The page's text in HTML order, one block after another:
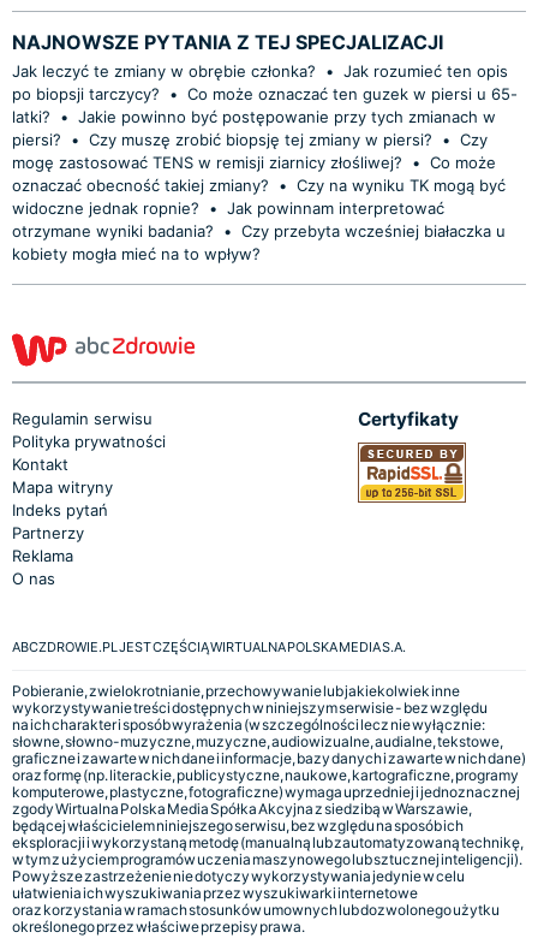
NAJNOWSZE PYTANIA Z TEJ SPECJALIZACJI
Jak leczyć te zmiany w obrębie członka? • Jak rozumieć ten opis
po biopsji tarczycy?
• Co może oznaczać ten guzek w piersi u 65-
latki?
• Jakie powinno być postępowanie przy tych zmianach w
piersi?
• Czy muszę zrobić biopsję tej zmiany w piersi? • Czy
mogę zastosować TENS w remisji ziarnicy złośliwej?
• Co może
oznaczać obecność takiej zmiany?
• Czy na wyniku TK mogą być
widoczne jednak ropnie?
• Jak powinnam interpretować
otrzymane wyniki badania?
• Czy przebyta wcześniej białaczka u
kobiety mogła mieć na to wpływ?
Regulamin serwisu
Polityka prywatności
Kontakt
Mapa witryny
Indeks pytań
Partnerzy
Reklama
O nas
Certyfikaty
ABCZDROWIE.PL JEST CZĘŚCIĄ WIRTUALNA POLSKA MEDIA S.A.
Pobieranie, zwielokrotnianie, przechowywanie lub jakiekolwiek inne
wykorzystywanie treści dostępnych w niniejszym serwisie - bez względu
na ich charakter i sposób wyrażenia (w szczególności lecz nie wyłącznie:
słowne, słowno-muzyczne, muzyczne, audiowizualne, audialne, tekstowe,
graficzne i zawarte w nich dane i informacje, bazy danych i zawarte w nich dane)
oraz formę (np. literackie, publicystyczne, naukowe, kartograficzne, programy
komputerowe, plastyczne, fotograficzne) wymaga uprzedniej i jednoznacznej
zgody Wirtualna Polska Media Spółka Akcyjna z siedzibą w Warszawie,
będącej właścicielem niniejszego serwisu, bez względu na sposób ich
eksploracji i wykorzystaną metodę (manualną lub zautomatyzowaną technikę,
w tym z użyciem programów uczenia maszynowego lub sztucznej inteligencji).
Powyższe zastrzeżenie nie dotyczy wykorzystywania jedynie w celu
ułatwienia ich wyszukiwania przez wyszukiwarki internetowe
oraz korzystania w ramach stosunków umownych lub dozwolonego użytku
określonego przez właściwe przepisy prawa.